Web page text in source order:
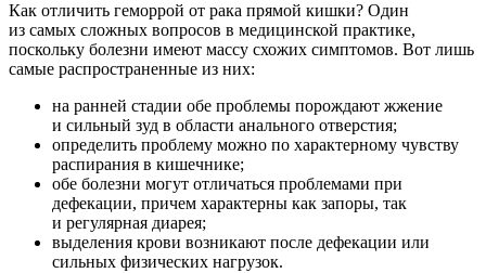
Как отличить геморрой от рака прямой кишки? Один
из самых сложных вопросов в медицинской практике,
поскольку болезни имеют массу схожих симптомов. Вот лишь
самые распространенные из них:
на ранней стадии обе проблемы порождают жжение
и сильный зуд в области анального отверстия;
определить проблему можно по характерному чувству
распирания в кишечнике;
обе болезни могут отличаться проблемами при
дефекации, причем характерны как запоры, так
и регулярная диарея;
выделения крови возникают после дефекации или
сильных физических нагрузок.